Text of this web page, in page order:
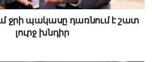
ջրի պակասը դառնում է շատ
լուրջ խնդիր